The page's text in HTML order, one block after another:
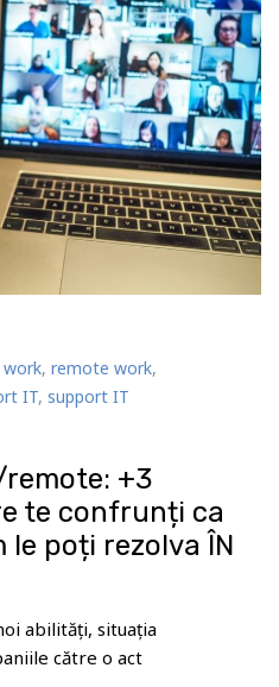
work, remote work,
IT, support IT
+3
te confrunți ca
poți rezolva ÎN
abilități, situația
către o act